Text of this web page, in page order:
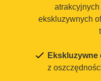
ekskluzywnych
z